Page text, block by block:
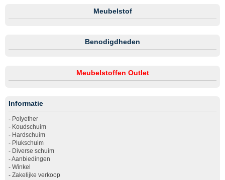
Meubelstof
Benodigdheden
Meubelstoffen Outlet
Informatie
- Polyether
- Koudschuim
- Hardschuim
- Plukschuim
- Diverse schuim
-Aanbiedingen
- Winkel
- Zakelijke verkoop